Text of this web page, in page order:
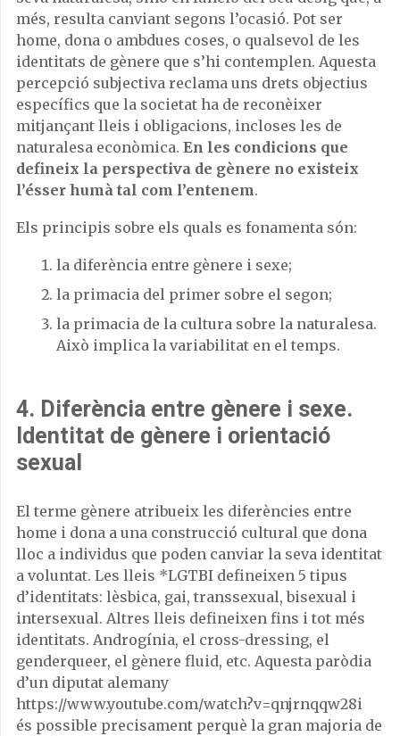
més, resulta canviant segons l’ocasió. Pot ser
home, dona o ambdues coses, o qualsevol de les
identitats de gènere que s’hi contemplen. Aquesta
percepció subjectiva reclama uns drets objectius
específics que la societat ha de reconèixer
mitjançant lleis i obligacions, incloses les de
naturalesa econòmica. En les condicions que
defineix la perspectiva de gènere no existeix
l’ésser humà tal com l’entenem.
Els principis sobre els quals es fonamenta són:
la diferència entre gènere i sexe;
la primacia del primer sobre el segon;
la primacia de la cultura sobre la naturalesa.
Això implica la variabilitat en el temps.
4. Diferència entre gènere i sexe.
Identitat de gènere i orientació
sexual
El terme gènere atribueix les diferències entre
home i dona a una construcció cultural que dona
lloc a individus que poden canviar la seva identitat
a voluntat. Les lleis *LGTBI defineixen 5 tipus
d’identitats: lèsbica, gai, transsexual, bisexual i
intersexual. Altres lleis defineixen fins i tot més
identitats. Androgínia, el cross-dressing, el
genderqueer, el gènere fluid, etc. Aquesta paròdia
d’un diputat alemany
https://www.youtube.com/watch?v=qnjrnqqw28i
és possible precisament perquè la gran majoria de